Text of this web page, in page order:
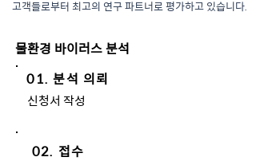
고객들로부터 최고의 연구 파트너로 평가하고 있습니다.
물환경 바이러스 분석
01. 분석 의뢰
신청서 작성
02. 접수